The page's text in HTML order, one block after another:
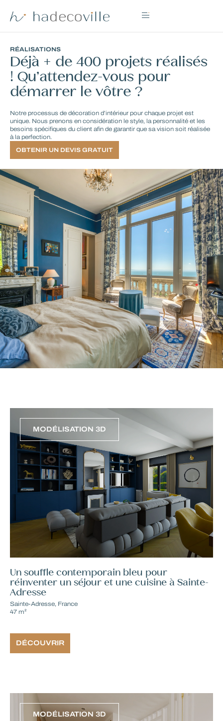
RÉALISATIONS
Déjà + de 400 projets réalisés
! Qu’attendez-vous pour
démarrer le vôtre ?
Notre processus de décoration d’intérieur pour chaque projet est
unique. Nous prenons en considération le style, la personnalité et les
besoins spécifiques du client afin de garantir que sa vision soit réalisée
à la perfection.
OBTENIR UN DEVIS GRATUIT
MODÉLISATION 3D
RÉSULTAT FINAL
Un souffle contemporain bleu pour
réinventer un séjour et une cuisine à Sainte-
Adresse
Sainte-Adresse, France
47 m²
DÉCOUVRIR
MODÉLISATION 3D
RÉSULTAT FINAL